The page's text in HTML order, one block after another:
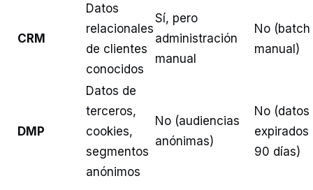
CRM
Datos
relacionales
de clientes
conocidos
Sí, pero
administración
manual
No (batch
manual)
DMP
Datos de
terceros,
cookies,
segmentos
anónimos
No (audiencias
anónimas)
No (datos
expirados
90 días)